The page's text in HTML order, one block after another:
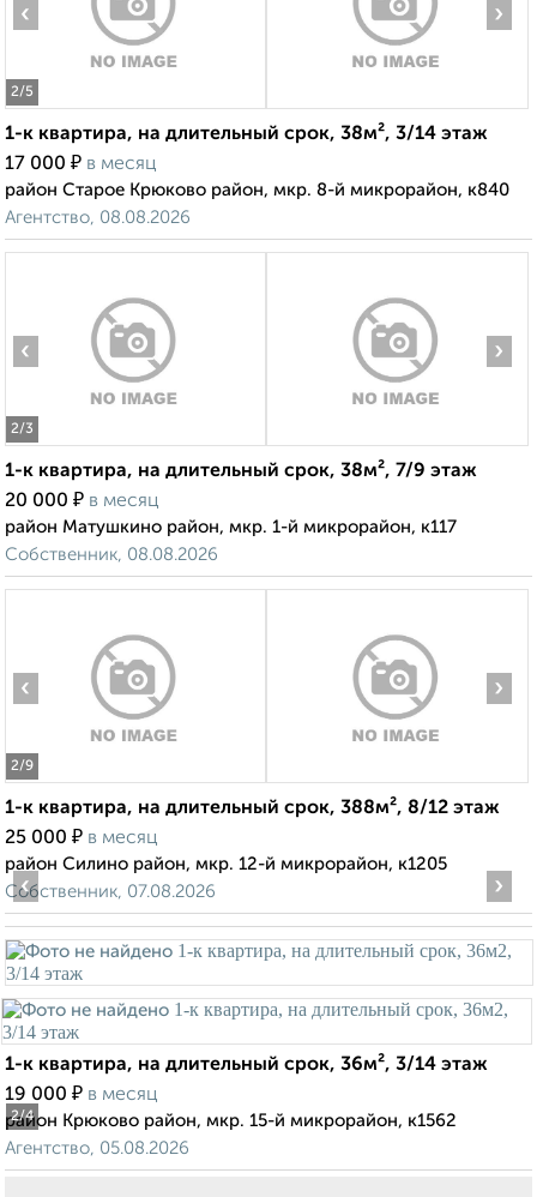
2/5
‹ ›
1-к квартира, на длительный срок, 38м², 3/14 этаж
17 000 ₽ в месяц
район Старое Крюково район, мкр. 8-й микрорайон, к840
Агентство, 08.08.2026
2/3
‹ ›
1-к квартира, на длительный срок, 38м², 7/9 этаж
20 000 ₽ в месяц
район Матушкино район, мкр. 1-й микрорайон, к117
Собственник, 08.08.2026
2/9
‹ ›
1-к квартира, на длительный срок, 388м², 8/12 этаж
25 000 ₽ в месяц
район Силино район, мкр. 12-й микрорайон, к1205
Собственник, 07.08.2026
2/4
‹ ›
1-к квартира, на длительный срок, 36м², 3/14 этаж
19 000 ₽ в месяц
район Крюково район, мкр. 15-й микрорайон, к1562
Агентство, 05.08.2026